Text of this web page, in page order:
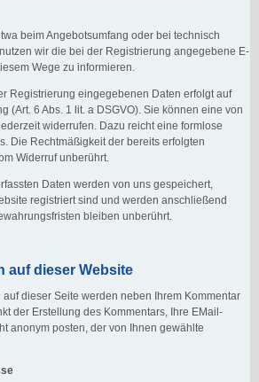
beim Angebotsumfang oder bei technisch
wir die bei der Registrierung angegebene E-
Wege zu informieren.
Registrierung eingegebenen Daten erfolgt auf
(Art. 6 Abs. 1 lit. a DSGVO). Sie können eine von
widerrufen. Dazu reicht eine formlose
Die Rechtmäßigkeit der bereits erfolgten
Widerruf unberührt.
Daten werden von uns gespeichert,
registriert sind und werden anschließend
bleiben unberührt.
auf dieser Website
auf dieser Seite werden neben Ihrem Kommentar
der Erstellung des Kommentars, Ihre EMail-
anonym posten, der von Ihnen gewählte